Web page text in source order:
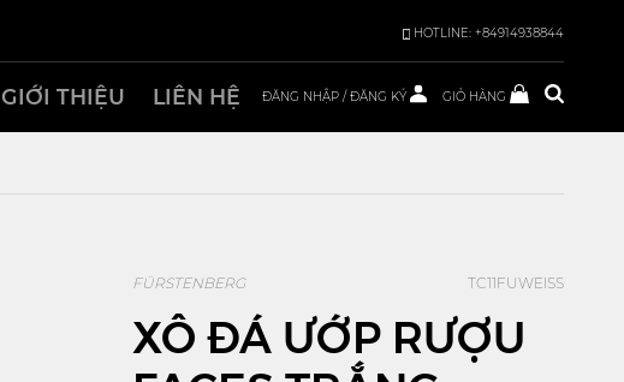
HOTLINE: +84914938844
GIỚI THIỆU LIÊN HỆ ĐĂNG NHẬP /ĐĂNG KÝ GIỎ HÀNG
FÜRSTENBERG TC11FUWEISS
XÔ ĐÁ ƯỚP RƯỢU